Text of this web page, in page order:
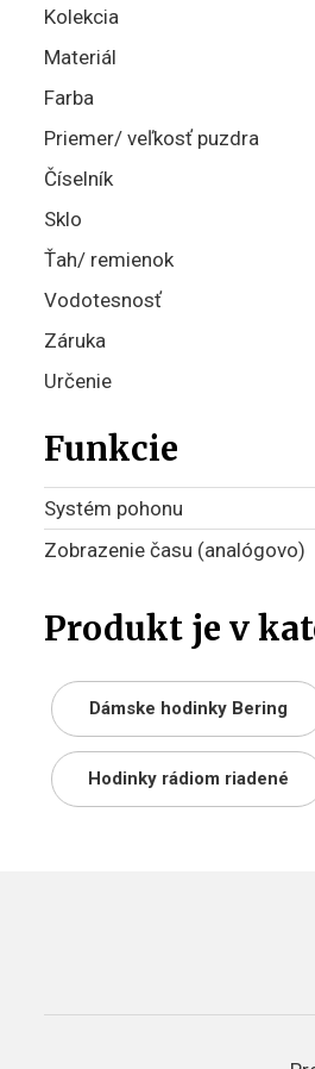
Kolekcia
Materiál
Farba
Priemer/ veľkosť puzdra
Číselník
Sklo
Ťah/ remienok
Vodotesnosť
Záruka
Určenie
Funkcie
Systém pohonu
Zobrazenie času (analógovo)
Produkt je v
Dámske hodinky Bering
Hodinky rádiom riadené